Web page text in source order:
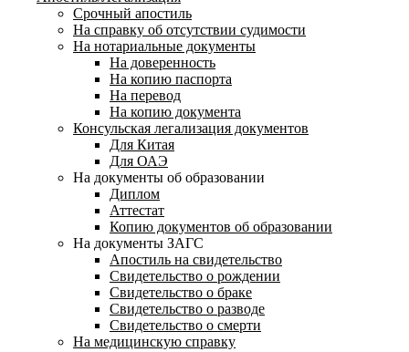
Срочный апостиль
На справку об отсутствии судимости
На нотариальные документы
На доверенность
На копию паспорта
На перевод
На копию документа
Консульская легализация документов
Для Китая
Для ОАЭ
На документы об образовании
Диплом
Аттестат
Копию документов об образовании
На документы ЗАГС
Апостиль на свидетельство
Свидетельство о рождении
Свидетельство о браке
Свидетельство о разводе
Свидетельство о смерти
На медицинскую справку